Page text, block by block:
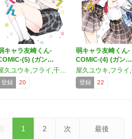
キャラ友崎くん-
(5) (ガン…
登録 20
弱キャラ友崎くん-
COMIC-(4) (ガン…
登録 22
前 1 2 次 最後